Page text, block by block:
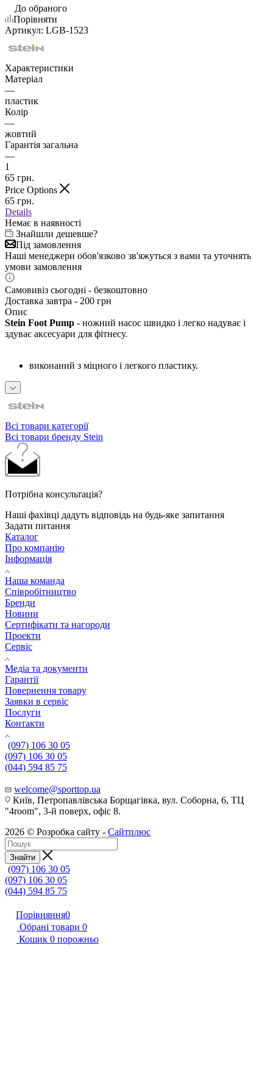
До обраного
Порівняти
Артикул: LGB-1523
Характеристики
Матеріал
—
пластик
Колір
—
жовтий
Гарантія загальна
—
1
65 грн.
Price Options
65 грн.
Details
Немає в наявності
Знайшли дешевше?
Під замовлення
Наші менеджери обов'язково зв'яжуться з вами та уточнять
умови замовлення
Самовивіз сьогодні - безкоштовно
Доставка завтра - 200 грн
Опис
Stein Foot Pump - ножний насос швидко і легко надуває і
здуває аксесуари для фітнесу.
виконаний з міцного і легкого пластику.
Всі товари категорії
Всі товари бренду Stein
Потрібна консультація?
Наші фахівці дадуть відповідь на будь-яке запитання
Задати питання
Каталог
Про компанію
Інформація
Наша команда
Співробітництво
Бренди
Новини
Сертифікати та нагороди
Проекти
Сервіс
Медіа та документи
Гарантії
Повернення товару
Заявки в сервіс
Послуги
Контакти
(097) 106 30 05
(097) 106 30 05
(044) 594 85 75
welcome@sporttop.ua
Київ, Петропавлівська Борщагівка, вул. Соборна, 6, ТЦ
"4room", 3-й поверх, офіс 8.
2026 © Розробка сайту - Сайтплюс
Знайти
(097) 106 30 05
(097) 106 30 05
(044) 594 85 75
Порівняння0
Обрані товари 0
Кошик 0 порожньо